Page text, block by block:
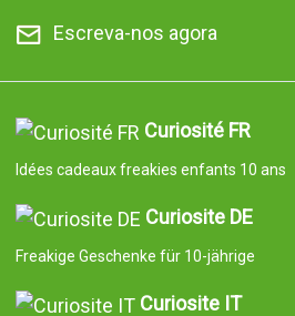
Escreva-nos agora
Curiosité FR
Idées cadeaux freakies enfants 10 ans
Curiosite DE
Freakige Geschenke für 10-jährige
Curiosite IT